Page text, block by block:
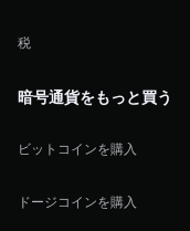
税
暗号通貨をもっと買う
ビットコインを購入
ドージコインを購入